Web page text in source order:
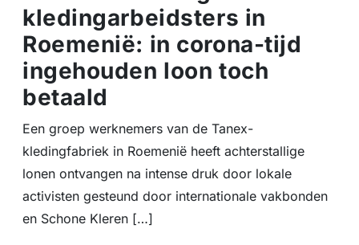
kledingarbeidsters in
Roemenië: in corona-tijd
ingehouden loon toch
betaald
Een groep werknemers van de Tanex-
kledingfabriek in Roemenië heeft achterstallige
lonen ontvangen na intense druk door lokale
activisten gesteund door internationale vakbonden
en Schone Kleren […]